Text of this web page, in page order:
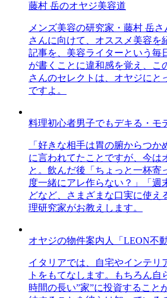
藤村 岳のオヤジ美容道
メンズ美容の研究家・藤村 岳
さんに向けて、オススメ美容を
記事を、美容ライターという毎
が書くことに違和感を覚え、こ
さんのセレクトは、オヤジにと
ですよ。
料理初心者男子でもデキる・モ
「好きな相手は胃の腑からつ
に言われてたことですが、今は
と。飲んだ後「ちょっと一杯寄
度一緒にアレ作らない？」「週
どなど、さまざまな口実に使え
理研究家がお教えします。
オヤジの物件案内人「LEON不動
イタリアでは、自宅やインテリ
トをもてなします。もちろん自
時間の長い”家”に投資すること